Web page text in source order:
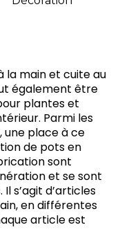
la main et cuite au
également être
plantes et
Parmi les
une place à ce
de pots en
sont
et se sont
s’agit d’articles
en différentes
article est